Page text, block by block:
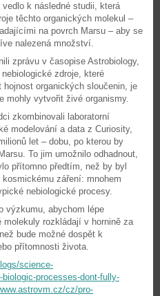
k následné studii, která
těchto organických molekul –
na povrch Marsu – aby se
nalezená množství.
zprávu v časopise Astrobiology,
zdroje, které
organických sloučenin, je
mohly vytvořit živé organismy.
zkombinovali laboratorní
modelování a data z Curiosity,
let – dobu, po kterou by
To jim umožnilo odhadnout,
přítomno předtím, než by byl
záření: mnohem
nebiologické procesy.
výzkumu, abychom lépe
rozkládají v hornině za
bude možné dospět k
přítomnosti života.
science-
processes-dont-fully-
cz/pro-